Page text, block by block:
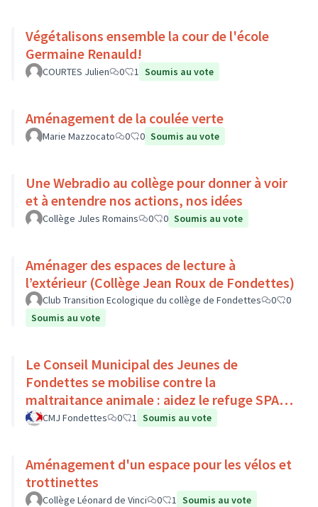
Végétalisons ensemble la cour de l'école
Germaine Renauld!
COURTES Julien 0 1 Soumis au vote
Aménagement de la coulée verte
Marie Mazzocato 0 0 Soumis au vote
Une Webradio au collège pour donner à voir
et à entendre nos actions, nos idées
Collège Jules Romains 0 0 Soumis au vote
Aménager des espaces de lecture à
l’extérieur (Collège Jean Roux de Fondettes)
Club Transition Ecologique du collège de Fondettes 0
0
Soumis au vote
Le Conseil Municipal des Jeunes de
Fondettes se mobilise contre la
maltraitance animale : aidez le refuge SPA
de Luynes !
CMJ Fondettes 0 1 Soumis au vote
Aménagement d'un espace pour les vélos et
trottinettes
Collège Léonard de Vinci 0 1 Soumis au vote